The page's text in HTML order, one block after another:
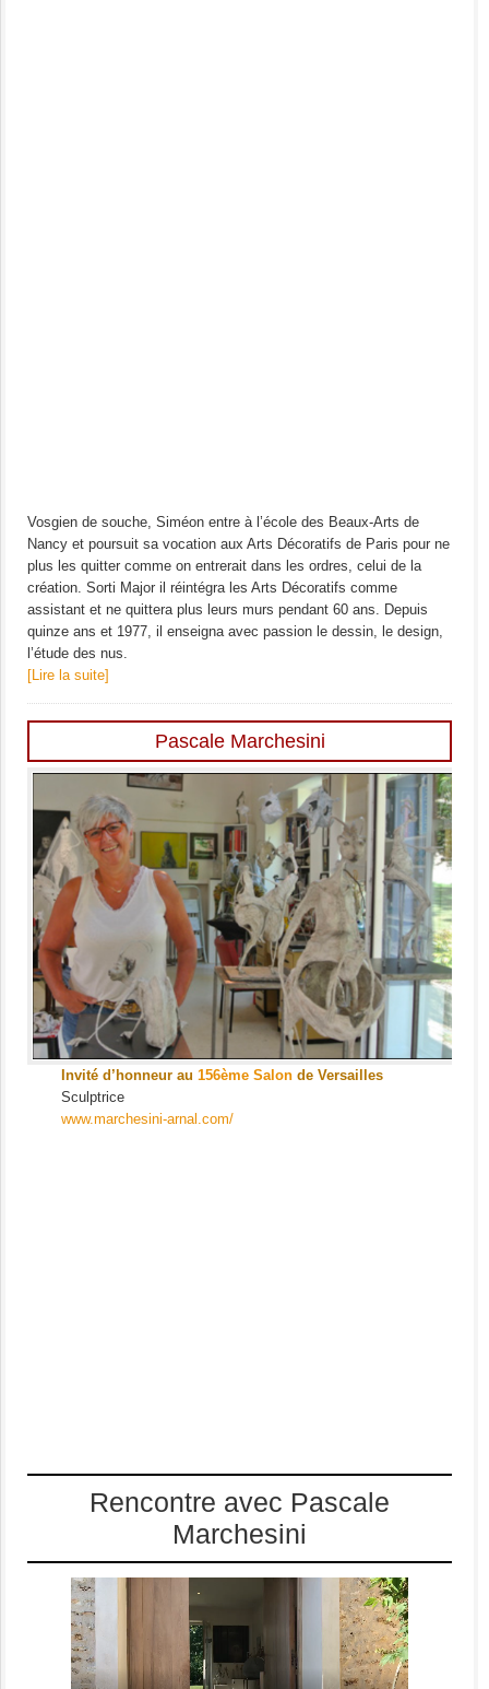
Vosgien de souche, Siméon entre à l’école des Beaux-Arts de
Nancy et poursuit sa vocation aux Arts Décoratifs de Paris pour ne
plus les quitter comme on entrerait dans les ordres, celui de la
création. Sorti Major il réintégra les Arts Décoratifs comme
assistant et ne quittera plus leurs murs pendant 60 ans. Depuis
quinze ans et 1977, il enseigna avec passion le dessin, le design,
l’étude des nus.
[Lire la suite]
Pascale Marchesini
Invité d’honneur au156ème Salon de Versailles
Sculptrice
www.marchesini-arnal.com/
Rencontre avec Pascale
Marchesini